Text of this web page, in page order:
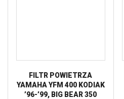
FILTR POWIETRZA
YAMAHA YFM 400 KODIAK
’96-’99, BIG BEAR 350